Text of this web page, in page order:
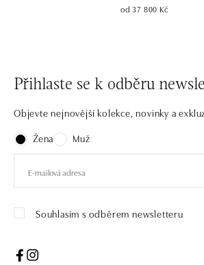
od 37 800 Kč
Přihlaste se k odběru
Objevte nejnovější kolekce, novinky a
Žena
Muž
Souhlasím s odběrem newsletteru